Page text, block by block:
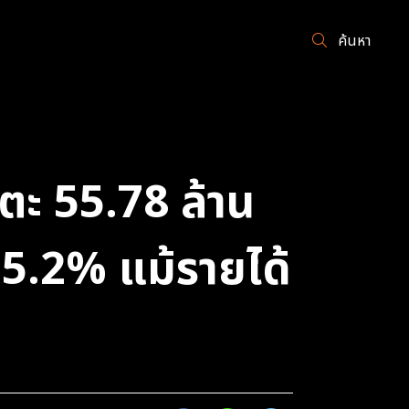
ค้นหา
55.78 ล้าน
แม้รายได้